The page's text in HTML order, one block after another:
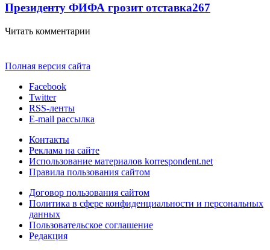
Президенту ФИФА грозит отставка267
Читать комментарии
Полная версия сайта
Facebook
Twitter
RSS-ленты
E-mail рассылка
Контакты
Реклама на сайте
Использование материалов korrespondent.net
Правила пользования сайтом
Договор пользования сайтом
Политика в сфере конфиденциальности и персональных
данных
Пользовательское соглашение
Редакция